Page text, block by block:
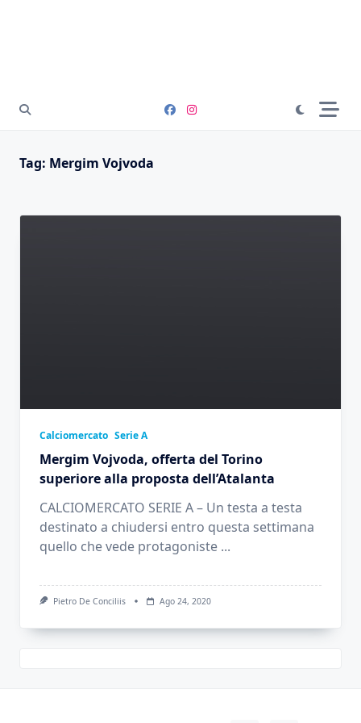
Tag: Mergim Vojvoda
Calciomercato Serie A
Mergim Vojvoda, offerta del Torino
superiore alla proposta dell’Atalanta
CALCIOMERCATO SERIE A – Un testa a testa
destinato a chiudersi entro questa settimana
quello che vede protagoniste ...
Pietro De Conciliis Ago 24, 2020